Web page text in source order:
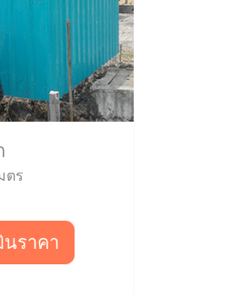
ตร
นราคา